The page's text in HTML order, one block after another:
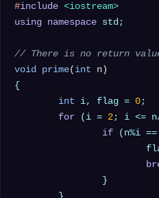
#include <iostream>
using namespace std;
// There is no return
void prime( int n)
{
int i, flag = 0;
for (i = 2; i <=
if (n%i ==